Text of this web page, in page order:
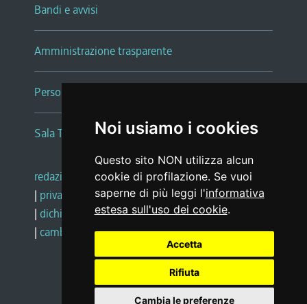
Noi usiamo i cookies
Questo sito NON utilizza alcun
cookie di profilazione. Se vuoi
saperne di più leggi l'informativa
estesa sull'uso dei cookie.
Accetta
Rifiuta
Cambia le preferenze
Bandi e avvisi
Amministrazione trasparente
Persone e Uffici
Sala Tiziano Tessitori
redazione web |note legali |glossario
| privacy
social media policy
| dichiarazione di accessibilità |feedback
| cambio preferenze cookie
Realizzato da